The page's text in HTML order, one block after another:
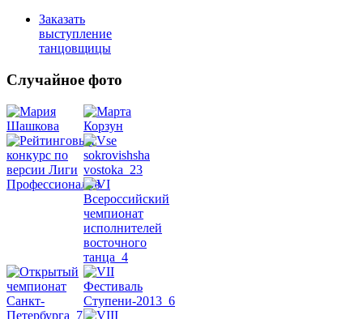
Заказать
выступление
танцовщицы
Случайное фото
Belly
Dance
видео